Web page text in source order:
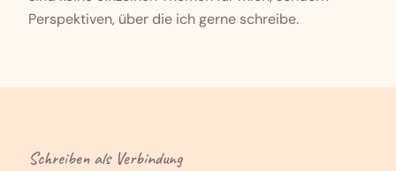
Perspektiven, über die ich gerne schreibe.
Schreiben als Verbindung